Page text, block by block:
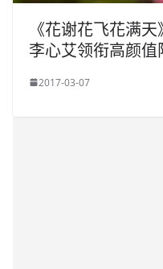
《花谢花飞花满
李心艾领衔高颜值
2017-03-07